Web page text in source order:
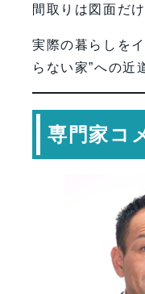
間取りは図面だ
実際の暮らしを
らない家”への近
専門家コ